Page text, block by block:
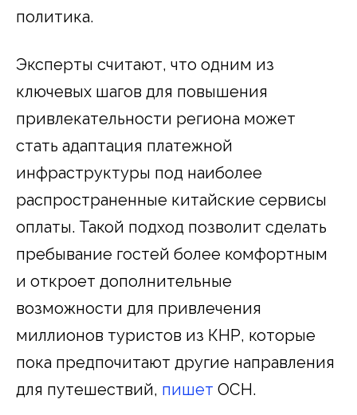
политика.
Эксперты считают, что одним из
ключевых шагов для повышения
привлекательности региона может
стать адаптация платежной
инфраструктуры под наиболее
распространенные китайские сервисы
оплаты. Такой подход позволит сделать
пребывание гостей более комфортным
и откроет дополнительные
возможности для привлечения
миллионов туристов из КНР, которые
пока предпочитают другие направления
для путешествий, пишет ОСН.